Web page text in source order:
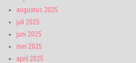
augustus 2025
juli 2025
juni 2025
mei 2025
april 2025